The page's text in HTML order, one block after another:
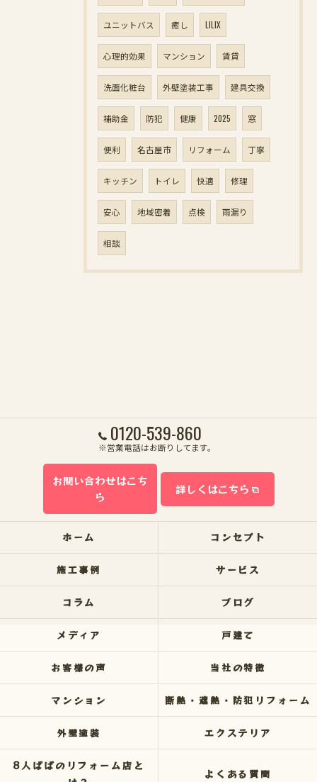
ユニットバス 癒し LILIX
心理的効果 マンション 賃貸
洗面化粧台 外壁塗装工事 建具交換
補助金 防犯 健康 2025 窓
便利 名古屋市 リフォーム 丁寧
キッチン トイレ 快適 修理
安心 地域密着 点検 雨漏り
相談
0120-539-860
※営業電話はお断りしてます。
お問い合わせはこち
ら
詳しくはこちら
ホーム コンセプト
施工事例 サービス
コラム ブログ
メディア 戸建て
お客様の声 当社の特徴
マンション 断熱・遮熱・防犯リフォーム
外壁塗装 エクステリア
8人ぱぱのリフォーム店と
よくある質問